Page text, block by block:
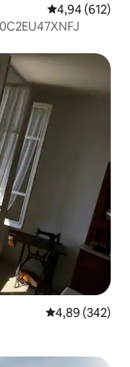
4,94 (612)
4,89 (342)